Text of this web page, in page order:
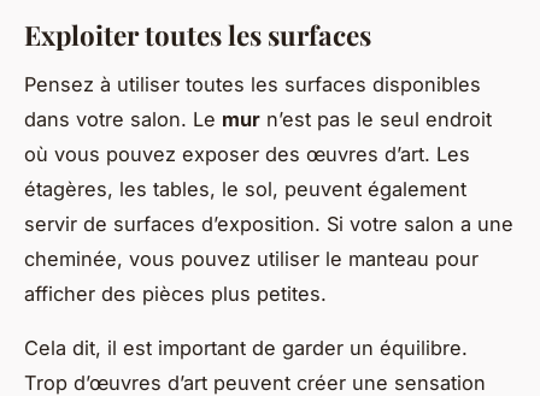
Exploiter toutes les surfaces
Pensez à utiliser toutes les surfaces disponibles
dans votre salon. Le mur n’est pas le seul endroit
où vous pouvez exposer des œuvres d’art. Les
étagères, les tables, le sol, peuvent également
servir de surfaces d’exposition. Si votre salon a une
cheminée, vous pouvez utiliser le manteau pour
afficher des pièces plus petites.
Cela dit, il est important de garder un équilibre.
Trop d’œuvres d’art peuvent créer une sensation